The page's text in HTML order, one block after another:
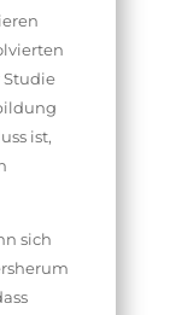
Studie
ist,
sich